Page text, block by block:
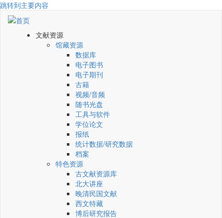
跳转到主要内容
文献资源
馆藏资源
数据库
电子图书
电子期刊
古籍
视频/音频
随书光盘
工具与软件
学位论文
报纸
统计数据/研究数据
档案
特色资源
古文献资源库
北大讲座
晚清民国文献
西文特藏
博后研究报告